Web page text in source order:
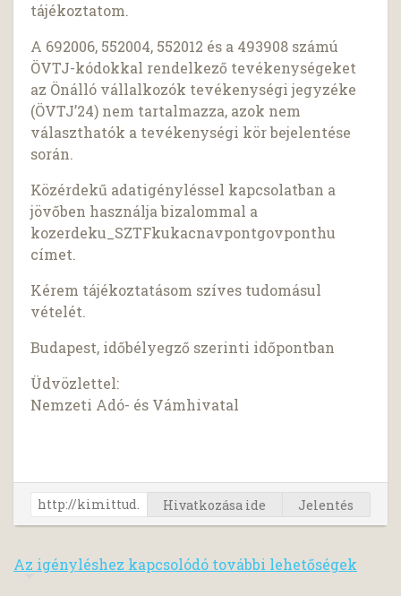
tájékoztatom.
A 692006, 552004, 552012 és a 493908 számú
ÖVTJ-kódokkal rendelkező tevékenységeket
az Önálló vállalkozók tevékenységi jegyzéke
(ÖVTJ’24) nem tartalmazza, azok nem
választhatók a tevékenységi kör bejelentése
során.
Közérdekű adatigényléssel kapcsolatban a
jövőben használja bizalommal a
kozerdeku_SZTFkukacnavpontgovponthu
címet.
Kérem tájékoztatásom szíves tudomásul
vételét.
Budapest, időbélyegző szerinti időpontban
Üdvözlettel:
Nemzeti Adó- és Vámhivatal
Hivatkozása ide Jelentés
Az igényléshez kapcsolódó további lehetőségek